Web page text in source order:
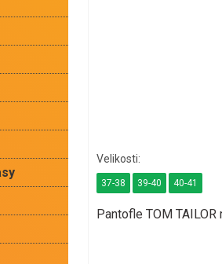
Pantofle TOM TAILOR
37-38 39-40 40-41